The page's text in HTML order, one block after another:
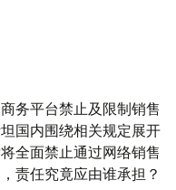
务平台禁止及限制销售
国内围绕相关规定展开
全面禁止通过网络销售
责任究竟应由谁承担？